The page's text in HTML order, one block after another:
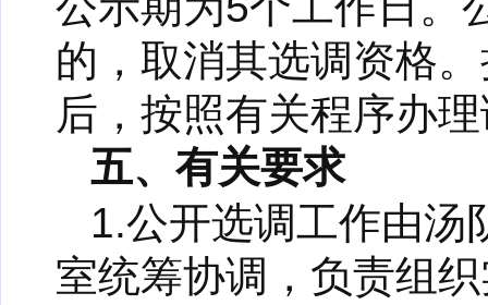
的，取消其选调资格
后，按照有关程序办
五、有关要求
1.公开选调工作由汤
室统筹协调，负责组